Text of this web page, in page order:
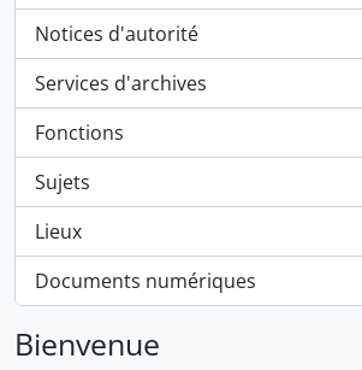
Notices d'autorité
Services d'archives
Fonctions
Sujets
Lieux
Documents numériques
Bienvenue